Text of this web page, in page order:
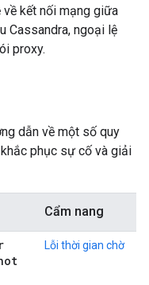
về kết nối mạng giữa
Cassandra, ngoại lệ
proxy.
dẫn về một số quy
phục sự cố và giải
Cẩm nang
Lỗi thời gian chờ